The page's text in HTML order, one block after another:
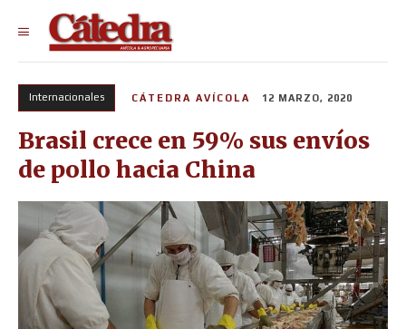
Internacionales CÁTEDRA AVÍCOLA 12 MARZO, 2020
Brasil crece en 59% sus envíos
de pollo hacia China